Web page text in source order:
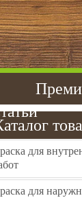
для
для